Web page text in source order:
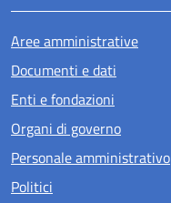
Aree amministrative
Documenti e dati
Enti e fondazioni
Organi di governo
Personale amministrativo
Politici